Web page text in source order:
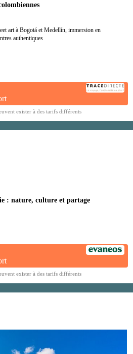
art à Bogotá et Medellín, immersion en
authentiques
exister à des tarifs différents
: nature, culture et partage
exister à des tarifs différents